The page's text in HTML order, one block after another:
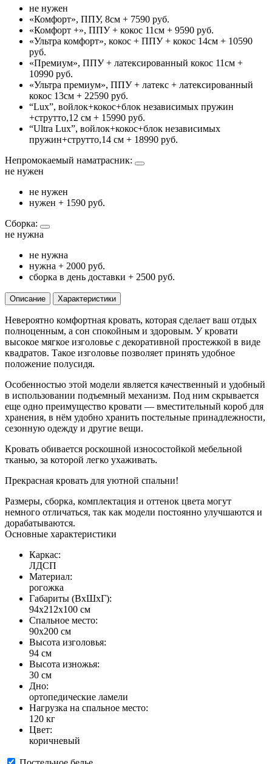
не нужен
«Комфорт», ППУ, 8см + 7590 руб.
«Комфорт +», ППУ + кокос 11см + 9590 руб.
«Ультра комфорт», кокос + ППУ + кокос 14см + 10590
руб.
«Премиум», ППУ + латексированный кокос 11см +
10990 руб.
«Ультра премиум», ППУ + латекс + латексированный
кокос 13см + 22590 руб.
“Lux”, войлок+кокос+блок независимых пружин
+струтто,12 см + 15990 руб.
“Ultra Lux”, войлок+кокос+блок независимых
пружин+струтто,14 см + 18990 руб.
Непромокаемый наматрасник:
не нужен
не нужен
нужен + 1590 руб.
Сборка:
не нужна
не нужна
нужна + 2000 руб.
сборка в день доставки + 2500 руб.
Описание Характеристики
Невероятно комфортная кровать, которая сделает ваш отдых
полноценным, а сон спокойным и здоровым. У кровати
высокое мягкое изголовье с декоративной простежкой в виде
квадратов. Такое изголовье позволяет принять удобное
положение полусидя.
Особенностью этой модели является качественный и удобный
в использовании подъемный механизм. Под ним скрывается
еще одно преимущество кровати — вместительный короб для
хранения, в нём удобно хранить постельные принадлежности,
сезонную одежду и другие вещи.
Кровать обивается роскошной износостойкой мебельной
тканью, за которой легко ухаживать.
Прекрасная кровать для уютной спальни!
Размеры, сборка, комплектация и оттенок цвета могут
немного отличаться, так как модели постоянно улучшаются и
дорабатываются.
Основные характеристики
Каркас:
ЛДСП
Материал:
рогожка
Габариты (ВхШхГ):
94х212х100 см
Спальное место:
90х200 см
Высота изголовья:
94 см
Высота изножья:
30 см
Дно:
ортопедические ламели
Нагрузка на спальное место:
120 кг
Цвет:
коричневый